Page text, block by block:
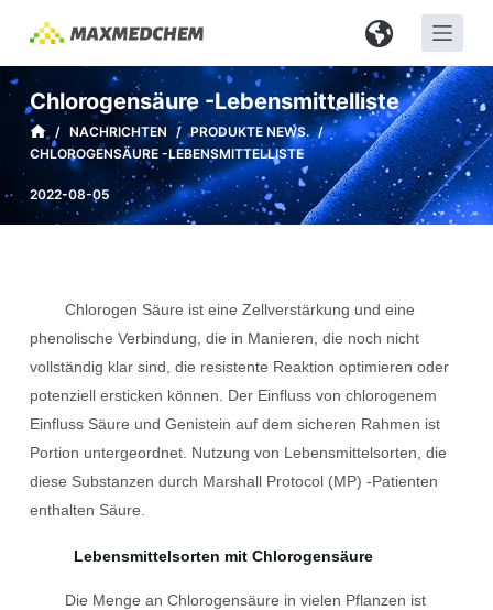
m
I
h
a
l
n
g
e
n
Chlorogensäure -Lebensmittelliste
/ NACHRICHTEN / PRODUKTE NEWS. /
CHLOROGENSÄURE -LEBENSMITTELLISTE
2022-08-05
Chlorogen Säure ist eine Zellverstärkung und eine
phenolische Verbindung, die in Manieren, die noch nicht
vollständig klar sind, die resistente Reaktion optimieren oder
potenziell ersticken können. Der Einfluss von chlorogenem
Einfluss Säure und Genistein auf dem sicheren Rahmen ist
Portion untergeordnet. Nutzung von Lebensmittelsorten, die
diese Substanzen durch Marshall Protocol (MP) -Patienten
enthalten Säure.
Lebensmittelsorten mit Chlorogensäure
Die Menge an Chlorogensäure in vielen Pflanzen ist